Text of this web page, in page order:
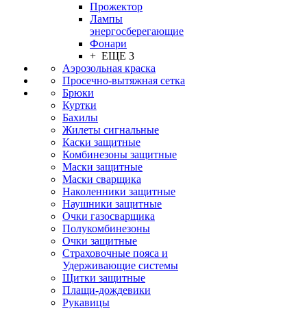
Прожектор
Лампы
энергосберегающие
Фонари
+ ЕЩЕ 3
Аэрозольная краска
Просечно-вытяжная сетка
Брюки
Куртки
Бахилы
Жилеты сигнальные
Каски защитные
Комбинезоны защитные
Маски защитные
Маски сварщика
Наколенники защитные
Наушники защитные
Очки газосварщика
Полукомбинезоны
Очки защитные
Страховочные пояса и
Удерживающие системы
Щитки защитные
Плащи-дождевики
Рукавицы